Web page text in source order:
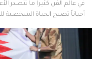
في عالم الفن كثيراً ما تتصدر
أحياناً تصبح الحياة الشخصية